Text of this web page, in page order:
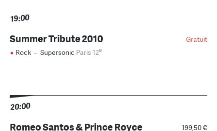
19:00
Gratuit
Summer Tribute 2010
Rock – Supersonic Paris 12e
20:00
199,50 €
Romeo Santos & Prince Royce